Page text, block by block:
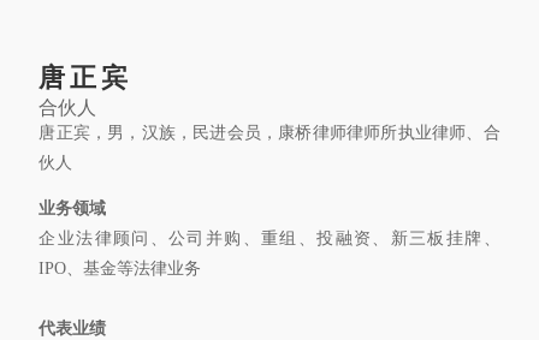
唐正宾
合伙人
唐正宾，男，汉族，民进会员，康桥律师律师所执业律师、合
伙人
业务领域
企业法律顾问、公司并购、重组、投融资、新三板挂牌、
IPO、基金等法律业务
代表业绩